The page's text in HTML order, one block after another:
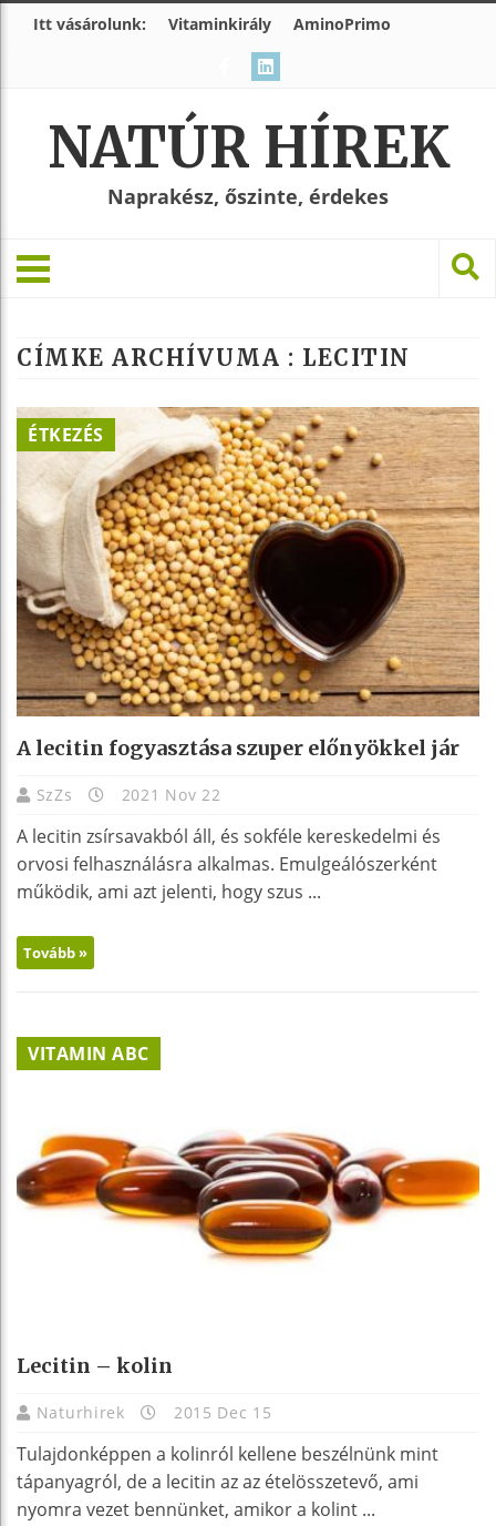
Itt vásárolunk: Vitaminkirály AminoPrimo
NATÚR HÍREK
Naprakész, őszinte, érdekes
CÍMKE ARCHÍVUMA : LECITIN
ÉTKEZÉS
A lecitin fogyasztása szuper előnyökkel jár
SzZs 2021 Nov 22
A lecitin zsírsavakból áll, és sokféle kereskedelmi és
orvosi felhasználásra alkalmas. Emulgeálószerként
működik, ami azt jelenti, hogy szus ...
Tovább »
VITAMIN ABC
Lecitin – kolin
Naturhirek 2015 Dec 15
Tulajdonképpen a kolinról kellene beszélnünk mint
tápanyagról, de a lecitin az az ételösszetevő, ami
nyomra vezet bennünket, amikor a kolint ...